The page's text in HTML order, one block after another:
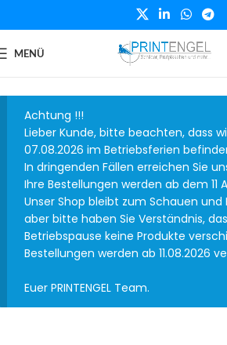
MENÜ
Achtung !!!
Lieber Kunde, bitte beachten, dass
07.08.2026 im Betriebsferien
In dringenden Fällen erreichen Sie
Ihre Bestellungen werden ab dem 11
Unser Shop bleibt zum Schauen
aber bitte haben Sie Verständnis,
Betriebspause keine Produkte
Bestellungen werden ab 11.08.2026
Euer PRINTENGEL Team.